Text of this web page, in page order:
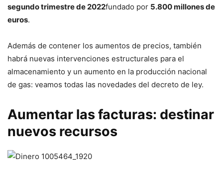
segundo trimestre de 2022fundado por 5.800 millones de
euros.
Además de contener los aumentos de precios, también
habrá nuevas intervenciones estructurales para el
almacenamiento y un aumento en la producción nacional
de gas: veamos todas las novedades del decreto de ley.
Aumentar las facturas: destinar
nuevos recursos